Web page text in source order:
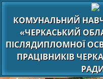
КОМУНАЛЬНИЙ
«ЧЕРКАСЬКИЙ
ПІСЛЯДИПЛОМНОЇ
ПРАЦІВНИКІВ